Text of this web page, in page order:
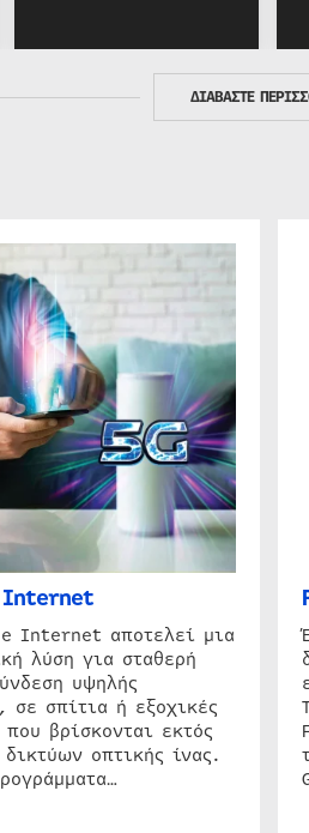
ΔΙΑΒΑΣΤΕ
Internet
Internet αποτελεί μια
λύση για σταθερή
υψηλής
σε σπίτια ή εξοχικές
που βρίσκονται εκτός
οπτικής ίνας.